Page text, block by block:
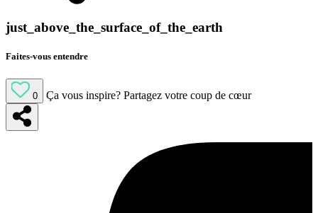
just_above_the_surface_of_the_earth
Faites-vous entendre
0 Ça vous inspire? Partagez votre coup de cœur